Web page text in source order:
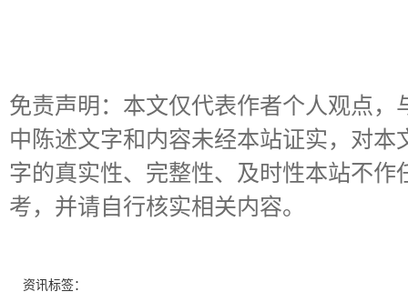
免责声明：本文仅代表作者个人观点
中陈述文字和内容未经本站证实，对
字的真实性、完整性、及时性本站不
考，并请自行核实相关内容。
资讯标签：